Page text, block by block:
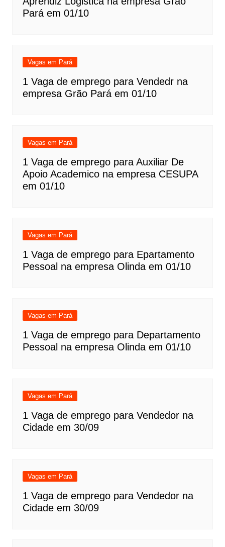
Pará em 01/10
Vagas em Pará
1 Vaga de emprego para Vendedr na
empresa Grão Pará em 01/10
Vagas em Pará
1 Vaga de emprego para Auxiliar De
Apoio Academico na empresa CESUPA
em 01/10
Vagas em Pará
1 Vaga de emprego para Epartamento
Pessoal na empresa Olinda em 01/10
Vagas em Pará
1 Vaga de emprego para Departamento
Pessoal na empresa Olinda em 01/10
Vagas em Pará
1 Vaga de emprego para Vendedor na
Cidade em 30/09
Vagas em Pará
1 Vaga de emprego para Vendedor na
Cidade em 30/09